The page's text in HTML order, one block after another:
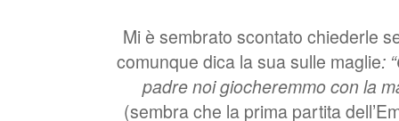
Mi è sembrato scontato chiederle
comunque dica la sua sulle maglie:
padre noi giocheremmo con la
(sembra che la prima partita